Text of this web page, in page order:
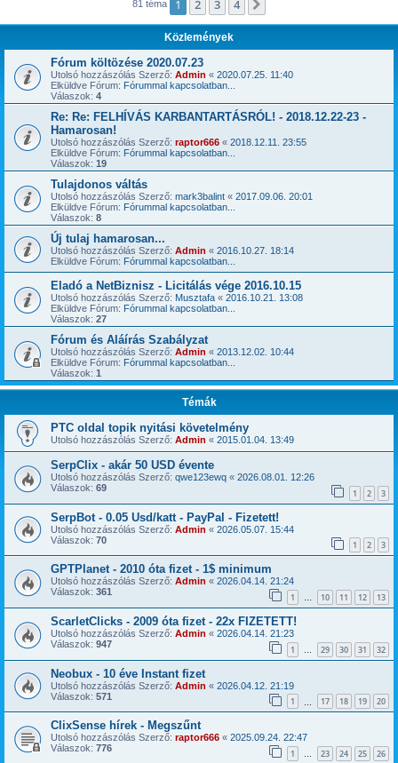
81 téma 1 2 3 4
Közlemények
Fórum költözése 2020.07.23
Utolsó hozzászólás Szerző: Admin « 2020.07.25. 11:40
Elküldve Fórum: Fórummal kapcsolatban...
Válaszok: 4
Re: Re: FELHÍVÁS KARBANTARTÁSRÓL! - 2018.12.22-23 -
Hamarosan!
Utolsó hozzászólás Szerző: raptor666 « 2018.12.11. 23:55
Elküldve Fórum: Fórummal kapcsolatban...
Válaszok: 19
Tulajdonos váltás
Utolsó hozzászólás Szerző: mark3balint « 2017.09.06. 20:01
Elküldve Fórum: Fórummal kapcsolatban...
Válaszok: 8
Új tulaj hamarosan...
Utolsó hozzászólás Szerző: Admin « 2016.10.27. 18:14
Elküldve Fórum: Fórummal kapcsolatban...
Eladó a NetBiznisz - Licitálás vége 2016.10.15
Utolsó hozzászólás Szerző: Musztafa « 2016.10.21. 13:08
Elküldve Fórum: Fórummal kapcsolatban...
Válaszok: 27
Fórum és Aláírás Szabályzat
Utolsó hozzászólás Szerző: Admin « 2013.12.02. 10:44
Elküldve Fórum: Fórummal kapcsolatban...
Válaszok: 1
Témák
PTC oldal topik nyitási követelmény
Utolsó hozzászólás Szerző: Admin « 2015.01.04. 13:49
SerpClix - akár 50 USD évente
Utolsó hozzászólás Szerző: qwe123ewq « 2026.08.01. 12:26
Válaszok: 69 1 2 3
SerpBot - 0.05 Usd/katt - PayPal - Fizetett!
Utolsó hozzászólás Szerző: Admin « 2026.05.07. 15:44
Válaszok: 70 1 2 3
GPTPlanet - 2010 óta fizet - 1$ minimum
Utolsó hozzászólás Szerző: Admin « 2026.04.14. 21:24
Válaszok: 361 1 … 10 11 12 13
ScarletClicks - 2009 óta fizet - 22x FIZETETT!
Utolsó hozzászólás Szerző: Admin « 2026.04.14. 21:23
Válaszok: 947 1 … 29 30 31 32
Neobux - 10 éve Instant fizet
Utolsó hozzászólás Szerző: Admin « 2026.04.12. 21:19
Válaszok: 571 1 17 18 19 20
ClixSense hírek - Megszűnt
Utolsó hozzászólás Szerző: raptor666 « 2025.09.24. 22:47
Válaszok: 776 1 … 23 24 25 26